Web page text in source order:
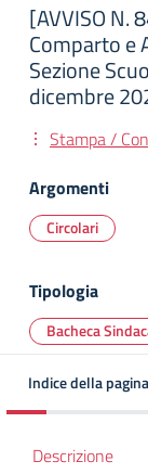
[AVVISO N.
Comparto e
Sezione
dicembre
Stampa /
Argomenti
Circolari
Tipologia
Bacheca
Indice della pagina
Descrizione